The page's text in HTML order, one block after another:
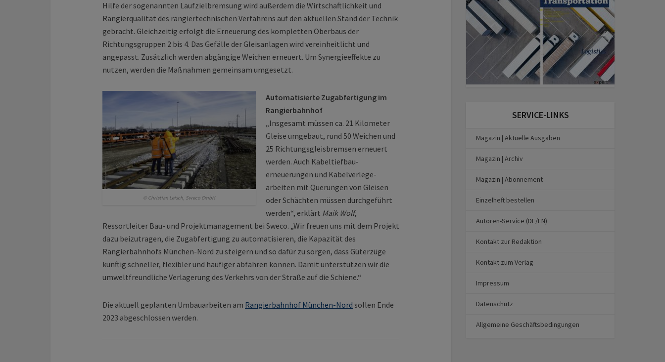
Hilfe der sogenannten Laufzielbremsung wird außerdem die Wirtschaftlichkeit und
Rangierqualität des rangier­technischen Verfahrens auf den aktuellen Stand der Technik
gebracht. Gleichzeitig erfolgt die Erneuerung des kompletten Oberbaus der
Richtungsgruppen 2 bis 4. Das Gefälle der Gleisanlagen wird vereinheitlicht und
angepasst. Zusätzlich werden abgängige Weichen erneuert. Um Synergieeffekte zu
nutzen, werden die Maßnahmen gemeinsam umgesetzt.
© Christian Leisch, Sweco GmbH
Automatisierte Zugabfertigung im
Rangierbahnhof
„Insgesamt müssen ca. 21 Kilometer
Gleise umgebaut, rund 50 Weichen und
25 Richtungs­gleis­bremsen erneuert
werden. Auch Kabeltief­bau­
erneuerungen und Kabel­verlege­
arbeiten mit Querungen von Gleisen
oder Schächten müssen durchgeführt
werden“, erklärt Maik Wolf,
Ressortleiter Bau- und Projektmanagement bei Sweco. „Wir freuen uns mit dem Projekt
dazu beizutragen, die Zugabfertigung zu automatisieren, die Kapazität des
Rangierbahnhofs München-Nord zu steigern und so dafür zu sorgen, dass Güterzüge
künftig schneller, flexibler und häufiger abfahren können. Damit unterstützen wir die
umwelt­freundliche Verlagerung des Verkehrs von der Straße auf die Schiene.“
Die aktuell geplanten Umbauarbeiten am Rangierbahnhof München-Nord sollen Ende
2023 abgeschlossen werden.
SERVICE-LINKS
Magazin | Aktuelle Ausgaben
Magazin | Archiv
Magazin | Abonnement
Einzelheft bestellen
Autoren-Service (DE/EN)
Kontakt zur Redaktion
Kontakt zum Verlag
Impressum
Datenschutz
Allgemeine Geschäftsbedingungen